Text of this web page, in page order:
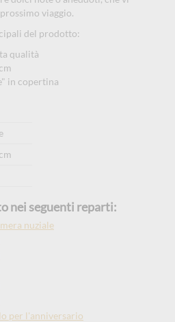
viaggio.
del prodotto:
qualità
in copertina
nei seguenti reparti:
nuziale
per l'anniversario